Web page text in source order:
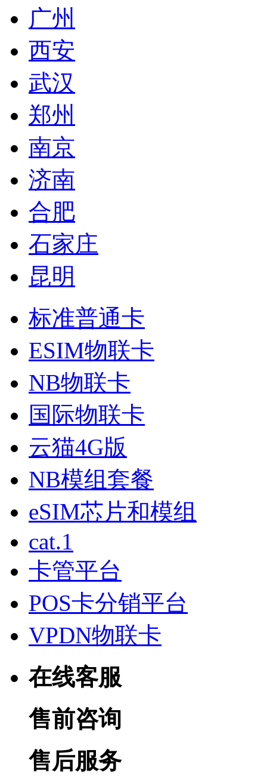
广州
西安
武汉
郑州
南京
济南
合肥
石家庄
昆明
标准普通卡
ESIM物联卡
NB物联卡
国际物联卡
云猫4G版
NB模组套餐
eSIM芯片和模组
cat.1
卡管平台
POS卡分销平台
VPDN物联卡
在线客服
售前咨询
售后服务